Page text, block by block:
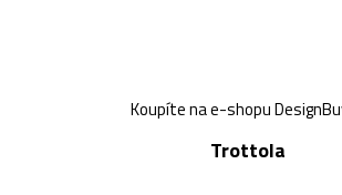
Koupíte na e-shopu
Trottola